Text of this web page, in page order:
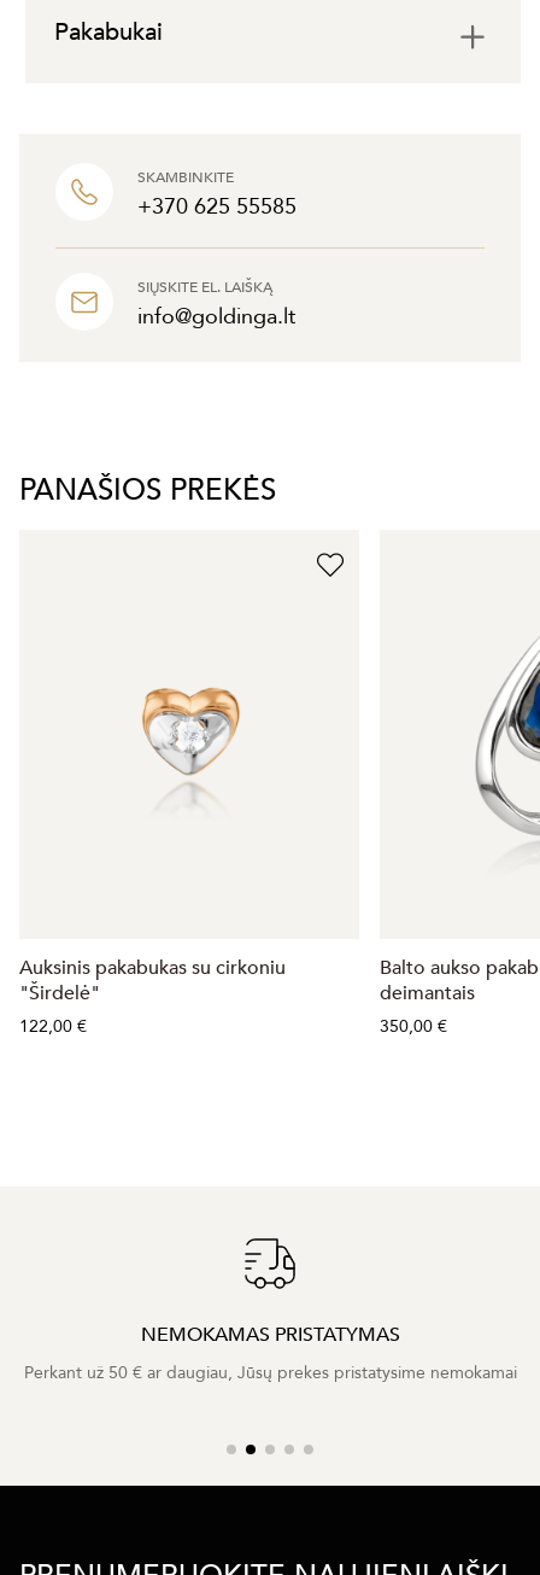
SKAMBINKITE
+370 625 55585
SIŲSKITE EL. LAIŠKĄ
info@goldinga.lt
Pakabukai
PANAŠIOS PREKĖS
Auksinis pakabukas su cirkoniu
"Širdelė"
122,00 €
Balto aukso
deimantais
350,00 €
NEMOKAMAS PRISTATYMAS
Perkant už 50 € ar daugiau, Jūsų prekes pristatysime nemokamai